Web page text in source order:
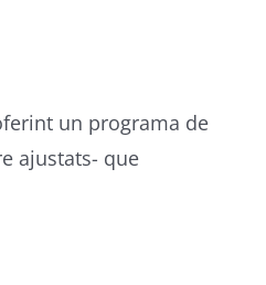
un programa de
ajustats- que